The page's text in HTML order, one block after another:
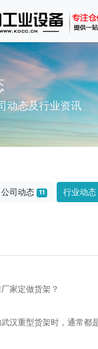
动态及行业资讯
公司动态 11 行业动
家定做货架？
汉重型货架时，通常都